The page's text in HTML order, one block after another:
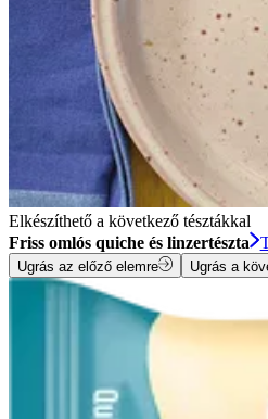
Elkészíthető a következő tésztákkal
Friss omlós quiche és linzertészta
Ugrás az előző elemre Ugrás a